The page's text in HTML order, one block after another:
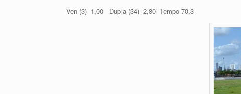
Ven (3) 1,00 Dupla (34) 2,80 Tempo 70,3